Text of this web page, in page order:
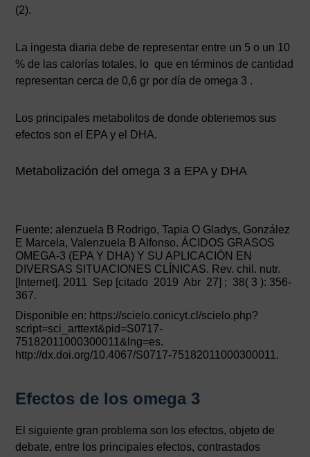
(2).
La ingesta diaria debe de representar entre un 5 o un 10
% de las calorías totales, lo que en términos de cantidad
representan cerca de 0,6 gr por día de omega 3 .
Los principales metabolitos de donde obtenemos sus
efectos son el EPA y el DHA.
Metabolización del omega 3 a EPA y DHA
Fuente: alenzuela B Rodrigo, Tapia O Gladys, González
E Marcela, Valenzuela B Alfonso. ÁCIDOS GRASOS
OMEGA-3 (EPA Y DHA) Y SU APLICACIÓN EN
DIVERSAS SITUACIONES CLÍNICAS. Rev. chil. nutr.
[Internet]. 2011 Sep [citado 2019 Abr 27] ; 38( 3 ): 356-
367.
Disponible en: https://scielo.conicyt.cl/scielo.php?
script=sci_arttext&pid=S0717-
75182011000300011&lng=es.
http://dx.doi.org/10.4067/S0717-75182011000300011.
Efectos de los omega 3
El siguiente gran problema son los efectos, objeto de
debate, entre los principales efectos, contrastados